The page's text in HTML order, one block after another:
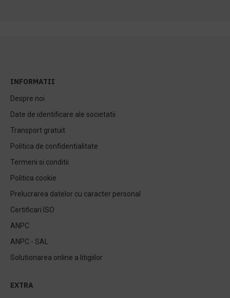
INFORMATII
Despre noi
Date de identificare ale societatii
Transport gratuit
Politica de confidentialitate
Termeni si conditii
Politica cookie
Prelucrarea datelor cu caracter personal
Certificari ISO
ANPC
ANPC - SAL
Solutionarea online a litigiilor
EXTRA